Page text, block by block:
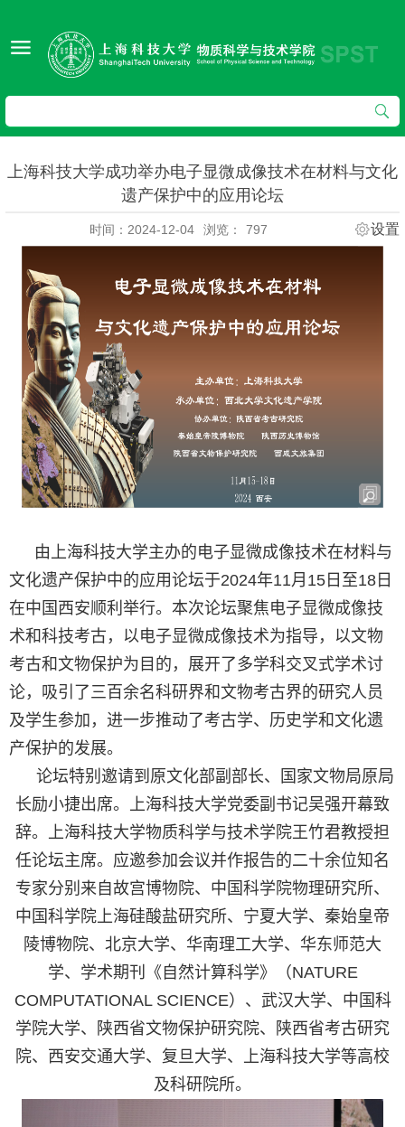
上海科技大学成功举办电子显微成像技术在材料与文化
遗产保护中的应用论坛
时间：2024-12-04 浏览： 797 设置
由上海科技大学主办的电子显微成像技术在材料与
文化遗产保护中的应用论坛于2024年11月 15 日至18 日
在中国西安顺利举行。本次论坛聚焦电子显微成像技
术和科技考古，以电子显微成像技术为指导，以文物
考古和文物保护为目的，展开了多学科交叉式学术讨
论，吸引了三百余名科研界和文物考古界的研究人员
及学生参加，进一步推动了考古学、历史学和文化遗
产保护的发展。
论坛特别邀请到原文化部副部长、国家文物局原局
长励小捷出席。上海科技大学党委副书记吴强开幕致
辞。上海科技大学物质科学与技术学院王竹君教授担
任论坛主席。应邀参加会议并作报告的二十余位知名
专家分别来自故宫博物院、中国科学院物理研究所、
中国科学院上海硅酸盐研究所、宁夏大学、秦始皇帝
陵博物院、北京大学、华南理工大学、华东师范大
学、学术期刊《自然计算科学》（NATURE
COMPUTATIONAL SCIENCE）、武汉大学、中国科
学院大学、陕西省文物保护研究院、陕西省考古研究
院、西安交通大学、复旦大学、上海科技大学等高校
及科研院所。